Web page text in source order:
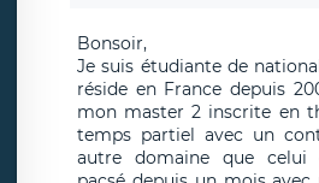
Bonsoir,
Je suis étudiante de
réside en France depuis
mon master 2 inscrite en
temps partiel avec un
autre domaine que celui